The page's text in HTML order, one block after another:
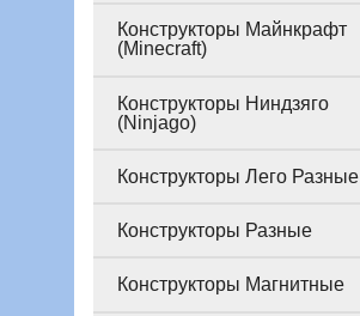
Конструкторы Майнкрафт
(Minecraft)
Конструкторы Ниндзяго
(Ninjago)
Конструкторы Лего Разные
Конструкторы Разные
Конструкторы Магнитные